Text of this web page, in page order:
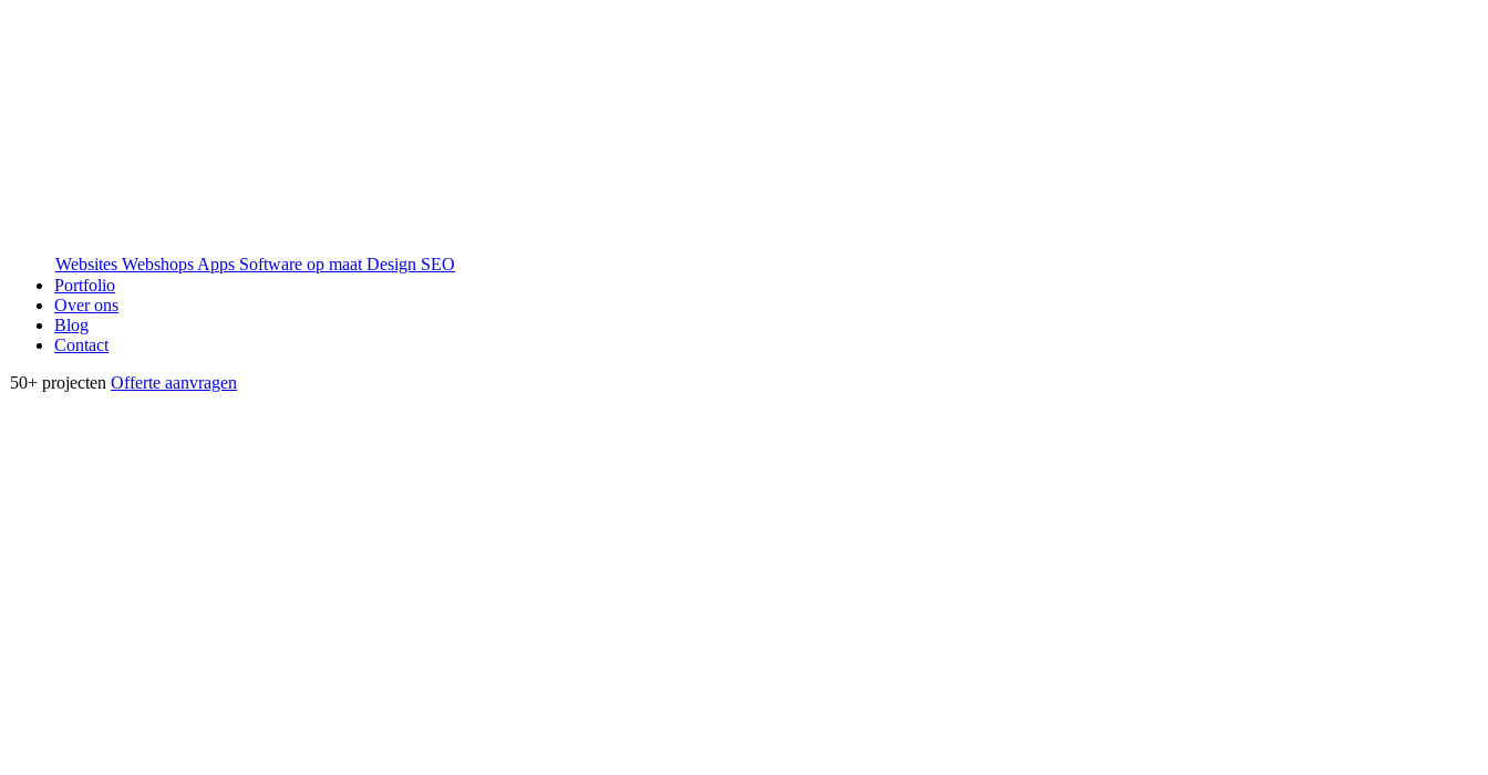
Websites Webshops Apps Software op maat Design SEO
Portfolio
Over ons
Blog
Contact
50+ projecten Offerte aanvragen